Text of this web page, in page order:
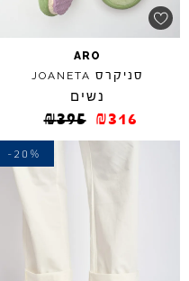
ARO
סניקרס JOANETA
נשים
₪395 ₪316
-20%